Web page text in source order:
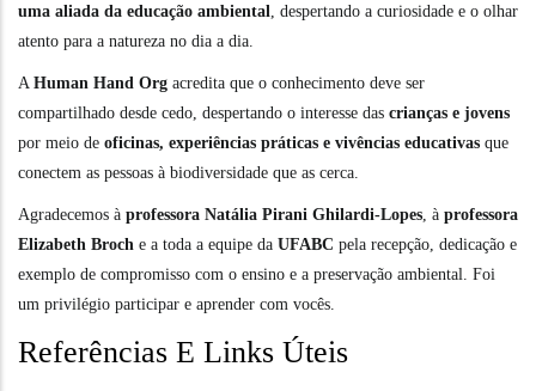
uma aliada da educação ambiental , despertando a curiosidade e o olhar
atento para a natureza no dia a dia.
A Human Hand Org acredita que o conhecimento deve ser
compartilhado desde cedo, despertando o interesse das crianças e jovens
por meio de oficinas, experiências práticas e vivências educativas que
conectem as pessoas à biodiversidade que as cerca.
Agradecemos à professora Natália Pirani Ghilardi-Lopes , à professora
Elizabeth Broch e a toda a equipe da UFABC pela recepção, dedicação e
exemplo de compromisso com o ensino e a preservação ambiental. Foi
um privilégio participar e aprender com vocês.
Referências E Links Úteis